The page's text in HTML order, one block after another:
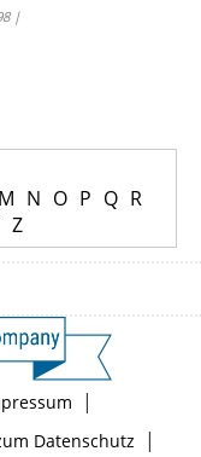
|
M N O P Q R
Z
|
Datenschutz |